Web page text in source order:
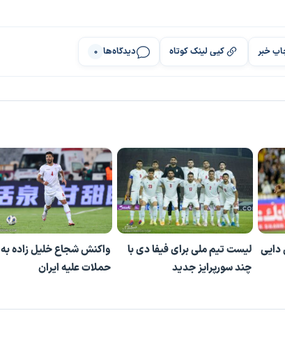
خبر کپی لینک کوتاه دیدگاه‌ها 0
دایی
لیست تیم ملی برای فیفا دی با
چند سورپرایز جدید
واکنش شجاع خلیل زاده به
حملات علیه ایران